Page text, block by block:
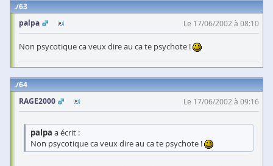
63
palpa
Le 17/06/2002 à 08:10
Non psycotique ca veux dire au ca te psychote !
64
RAGE2000
Le 17/06/2002 à 09:16
palpa a écrit :
Non psycotique ca veux dire au ca te psychote !